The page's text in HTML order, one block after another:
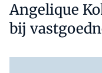
Angelique
bij